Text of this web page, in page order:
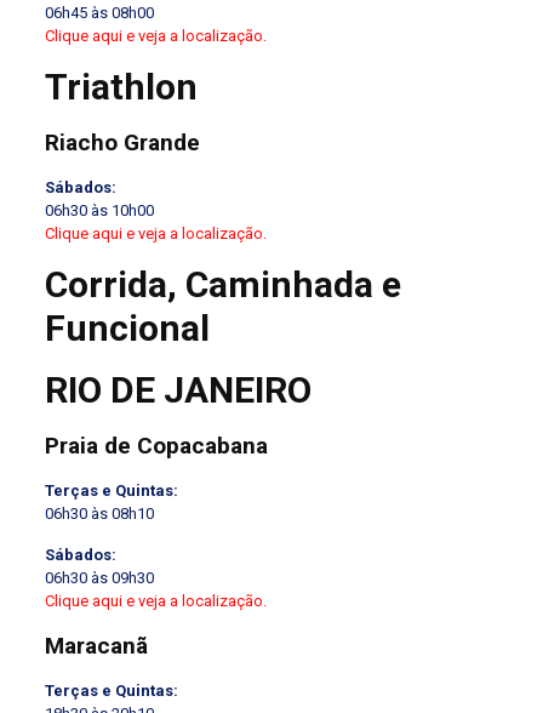
06h45 às 08h00
Clique aqui e veja a localização.
Triathlon
Riacho Grande
Sábados:
06h30 às 10h00
Clique aqui e veja a localização.
Corrida, Caminhada e
Funcional
RIO DE JANEIRO
Praia de Copacabana
Terças e Quintas:
06h30 às 08h10
Sábados:
06h30 às 09h30
Clique aqui e veja a localização.
Maracanã
Terças e Quintas: